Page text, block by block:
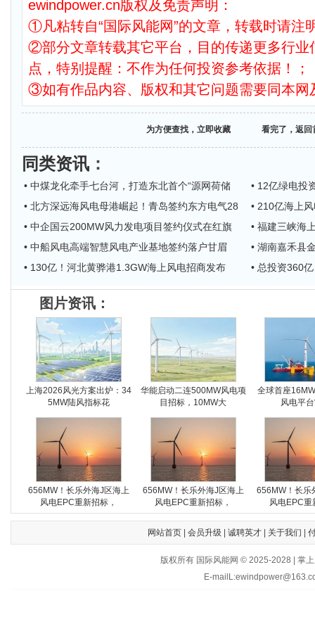
ewindpower.cn版权及免责声明：
①凡粘转自“国际风能网”的文章，转载时请注
②部分文章转载其它平台，目的传递更多行业
点，特别提醒：不作为任何投资参考依据！；
③如有作品内容、版权和其它问题需要同本网
为方便查找，立即收藏 看完了，返回
同类资讯 ：
• 中煤龙化牵手七台河，打造东北首个“源网荷储
• 12亿绿电投
• 北方深远海风电母港崛起！青岛签约东方电气28
• 210亿海上
• 中企国云200MW风力发电项目签约仪式在红旗
• 福建三峡海
• 中船风电高端智慧风电产业基地签约落户甘眉
• 湖南嘉禾县
• 130亿！河北黄骅港1.3GW海上风电招商发布
• 总投资360
图片资讯：
上海2026风光方案出炉：34
5MW陆风指标花
华能启动二连500MW风电项
目招标，10MW大
全球首座
风电平
656MW！长乐外海J区海上
风电EPC重新招标，
656MW！长乐外海J区海上
风电EPC重新招标，
656MW！长乐
风电EPC重
网站首页| 会员升级 诚聘英才| 关于我们
版权所有 国际风能网 © 2025-2028 | 掌
E-